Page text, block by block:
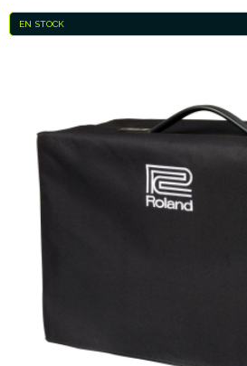
EN STOCK